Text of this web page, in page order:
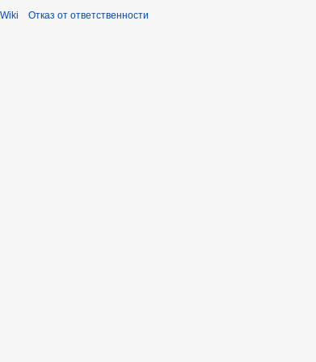
Отказ от ответственности